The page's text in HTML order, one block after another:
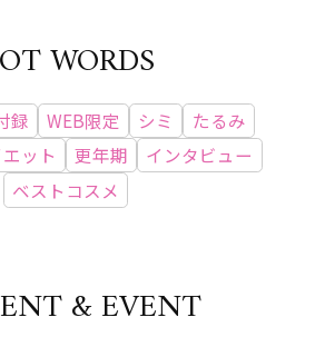
WORDS
録 WEB限定 シミ
たるみ
ット 更年期
インタビュー
ベストコスメ
& EVENT